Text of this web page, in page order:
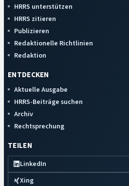
HRRS unterstützen
HRRS zitieren
Publizieren
Redaktionelle Richtlinien
Redaktion
ENTDECKEN
Aktuelle Ausgabe
HRRS-Beiträge suchen
Archiv
Rechtsprechung
TEILEN
LinkedIn
Xing